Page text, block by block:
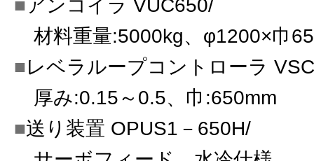
アンコイラ VUC650/
材料重量:5000kg、φ1200×巾
レベラループコントローラ
厚み:0.15～0.5、巾:650mm
送り装置 OPUS1－650H/